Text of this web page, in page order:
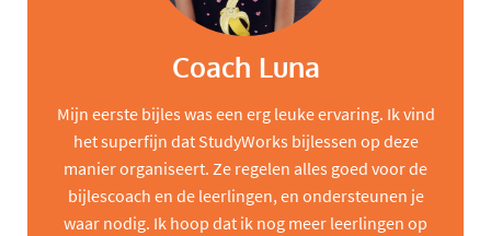
Coach Luna
Mijn eerste bijles was een erg leuke ervaring. Ik vind
het superfijn dat StudyWorks bijlessen op deze
manier organiseert. Ze regelen alles goed voor de
bijlescoach en de leerlingen, en ondersteunen je
waar nodig. Ik hoop dat ik nog meer leerlingen op